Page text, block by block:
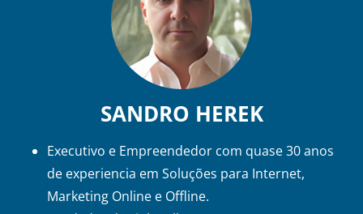
SANDRO HEREK
Executivo e Empreendedor com quase 30 anos
de experiencia em Soluções para Internet,
Marketing Online e Offline.